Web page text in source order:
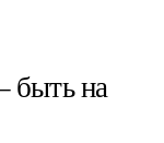
быть на